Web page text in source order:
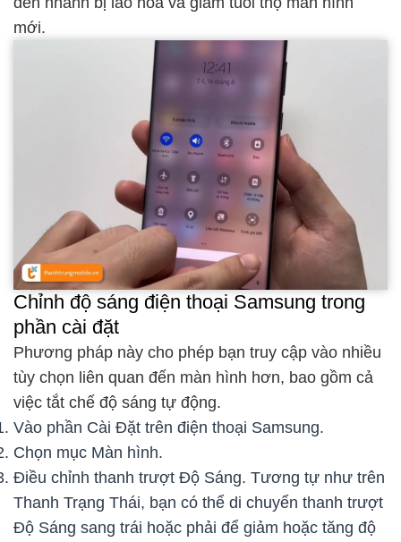
mới.
Chỉnh độ sáng điện thoại Samsung trong
phần cài đặt
Phương pháp này cho phép bạn truy cập vào nhiều
tùy chọn liên quan đến màn hình hơn, bao gồm cả
việc tắt chế độ sáng tự động.
Vào phần Cài Đặt trên điện thoại Samsung.
Chọn mục Màn hình.
Điều chỉnh thanh trượt Độ Sáng. Tương tự như trên
Thanh Trạng Thái, bạn có thể di chuyển thanh trượt
Độ Sáng sang trái hoặc phải để giảm hoặc tăng độ